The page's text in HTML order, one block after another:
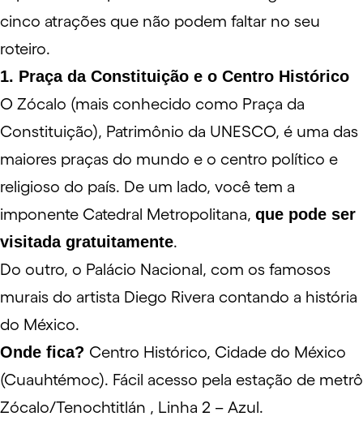
cinco atrações que não podem faltar no seu
roteiro.
1. Praça da Constituição e o Centro Histórico
O Zócalo (mais conhecido como Praça da
Constituição), Patrimônio da UNESCO, é uma das
maiores praças do mundo e o centro político e
religioso do país. De um lado, você tem a
imponente Catedral Metropolitana, que pode ser
visitada gratuitamente.
Do outro, o Palácio Nacional, com os famosos
murais do artista Diego Rivera contando a história
do México.
Onde fica? Centro Histórico, Cidade do México
(Cuauhtémoc). Fácil acesso pela estação de metrô
Zócalo/Tenochtitlán , Linha 2 – Azul.